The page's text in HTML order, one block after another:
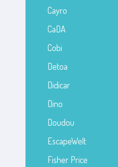
Cayro
CaDA
Cobi
Detoa
Didicar
Dino
Doudou
EscapeWelt
Fisher Price